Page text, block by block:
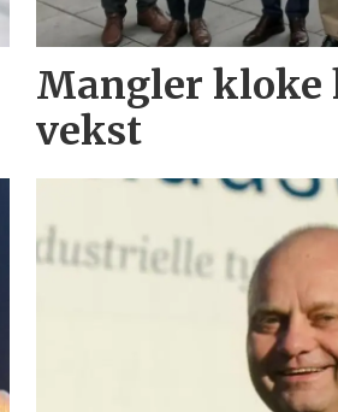
Mangler kloke
vekst